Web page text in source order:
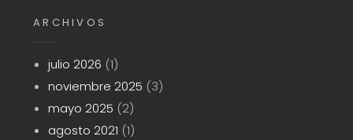
ARCHIVOS
julio 2026 (1)
noviembre 2025 (3)
mayo 2025 (2)
agosto 2021 (1)